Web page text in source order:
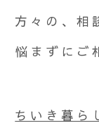
方々の、相
悩まずにご
ちいき暮ら